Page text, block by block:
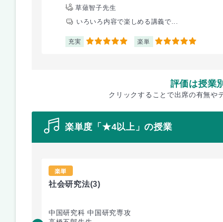
草薙智子先生
いろいろ内容で楽しめる講義で...
充実 5 楽単 5
評価は授業
クリックすることで出席の有無や
楽単度「★4以上」の授業
楽単
社会研究法(3)
中国研究科 中国研究専攻